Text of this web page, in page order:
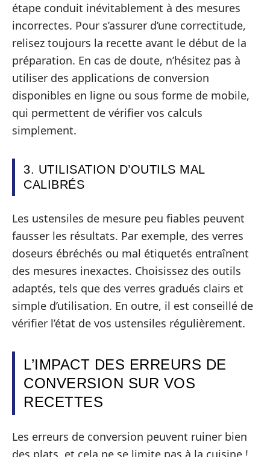
étape conduit inévitablement à des mesures
incorrectes. Pour s’assurer d’une correctitude,
relisez toujours la recette avant le début de la
préparation. En cas de doute, n’hésitez pas à
utiliser des applications de conversion
disponibles en ligne ou sous forme de mobile,
qui permettent de vérifier vos calculs
simplement.
3. UTILISATION D’OUTILS MAL
CALIBRÉS
Les ustensiles de mesure peu fiables peuvent
fausser les résultats. Par exemple, des verres
doseurs ébréchés ou mal étiquetés entraînent
des mesures inexactes. Choisissez des outils
adaptés, tels que des verres gradués clairs et
simple d’utilisation. En outre, il est conseillé de
vérifier l’état de vos ustensiles régulièrement.
L’IMPACT DES ERREURS DE
CONVERSION SUR VOS
RECETTES
Les erreurs de conversion peuvent ruiner bien
des plats, et cela ne se limite pas à la cuisine !